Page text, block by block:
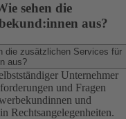
sehen die
aus?
die zusätzlichen Services für
aus?
Unternehmer
und Fragen
und
Rechtsangelegenheiten.